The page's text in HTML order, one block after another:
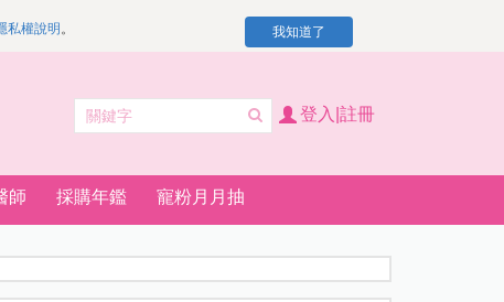
私權說明 。 我知道了
登入|註冊
師 採購年鑑 寵粉月月抽